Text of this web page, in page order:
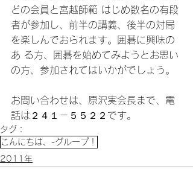
どの会員と宮越師範 はじめ数名の有段
者が参加し、前半の講義、後半の対局
を楽しんでおられます。囲碁に興味の
あ る方、囲碁を始めてみようとお思い
の方、参加されてはいかがでしょう。
お問い合わせは、原沢実会長まで、電
話は２４１－５５２２です。
タグ：
こんにちは、-グループ！
2011年